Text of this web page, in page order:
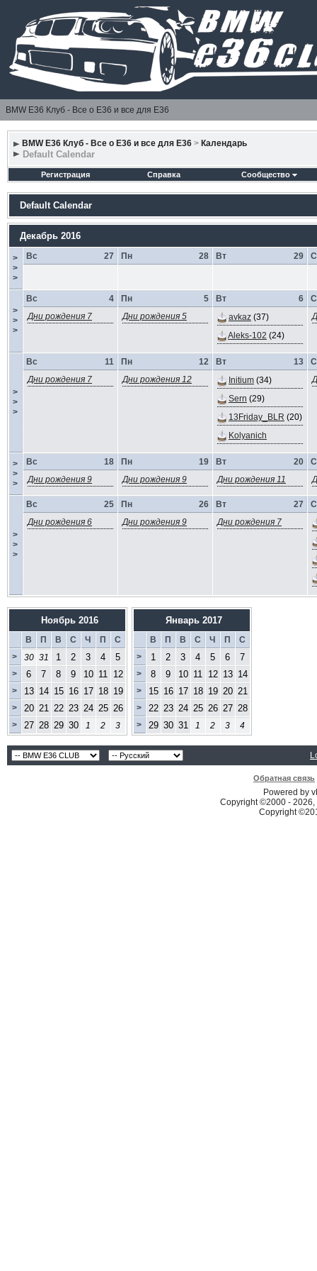
BMW E36 Клуб - Все о Е36 и все для Е36
BMW E36 Клуб - Все о Е36 и все для Е36 > Календарь
Default Calendar
Регистрация Справка Сообщество
Default Calendar
Декабрь 2016
>
>
>
27
Вс 28
Пн 29
Вт
>
>
>
4
Вс
Дни рождения 7
5
Пн
Дни рождения 5
6
Вт
avkaz(37)
Aleks-102 (24)
>
>
>
11
Вс
Дни рождения 7
12
Пн
Дни рождения 12
13
Вт
Initium(34)
Sern (29)
13Friday_BLR (20)
Kolyanich
>
>
>
18
Вс
Дни рождения 9
19
Пн
Дни рождения 9
20
Вт
Дни рождения 11
>
>
>
25
Вс
Дни рождения 6
26
Пн
Дни рождения 9
27
Вт
Дни рождения 7
Ноябрь 2016
В П В С Ч П
С
>
30 31 1 2 3 4 5
> 6 7 8 9 10 11 12
> 13 14 15 16 17 18 19
> 20 21 22 23 24 25 26
> 27 28 29 30 1 2 3
Январь 2017
В П В С Ч П
С
>
1 2 3 4 5 6 7
> 8 9 10 11 12 13 14
> 15 16 17 18 19 20 21
> 22 23 24 25 26 27 28
> 29 30 31 1 2 3 4
Обратная связь
Powered by
Copyright ©2000 -
Copyright